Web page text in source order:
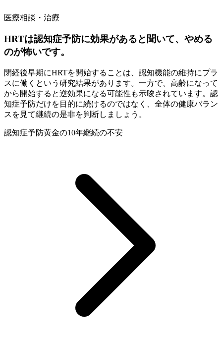
医療相談・治療
HRTは認知症予防に効果があると聞いて、やめる
のが怖いです。
閉経後早期にHRTを開始することは、認知機能の維持にプラ
スに働くという研究結果があります。一方で、高齢になって
から開始すると逆効果になる可能性も示唆されています。認
知症予防だけを目的に続けるのではなく、全体の健康バラン
スを見て継続の是非を判断しましょう。
認知症予防黄金の10年継続の不安